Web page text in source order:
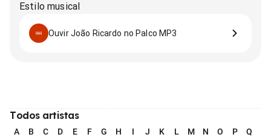
Estilo musical
Ouvir João Ricardo no Palco MP3
Todos artistas
A B C D E F G H I J K L M N O P Q